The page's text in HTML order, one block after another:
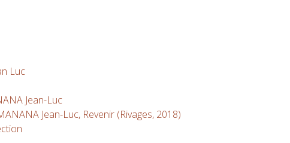
Luc
Jean-Luc
Jean-Luc, Revenir (Rivages, 2018)